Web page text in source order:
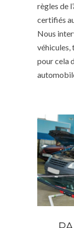
règles de
certifiés
Nous
véhicules,
pour cela